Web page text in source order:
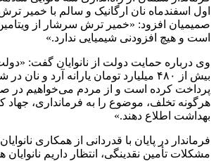
اول اسفندماه نان ارگانیک و سالم با خمیر
صمیمیان افزود: «خمیر ترش سرشار از
است و هیچ افزودنی شیمیایی ندارد.»
وی درباره حمایت دولت از نانوایان گفت:
بیش از ۴۸۰ میلیارد تومان یارانه آرد و
پرداخت کرده است و از مردم می‌خواهیم در
هرگونه تخلف، موضوع را به فرمانداری، جهاد
بهداشت اطلاع دهند.»
فرماندار در پایان با قدردانی از همکاری
مشکلات تأمین نقدینگی، انتظار داریم